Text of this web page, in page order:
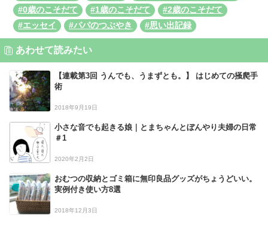
#0歳のこそだて
#1歳のこそだて
#2歳のこそだて
#エッセイ
#パパのつぶやき #思い出記録
あわせて読みたい
【連載第3回 うんでも、うまずとも。】 はじめての掻爬手
術
2018年9月19日
小さな音でも起きる娘｜とまちゃんとぼんやり夫婦の日常
＃1
2020年2月2日
おむつの収納とゴミ箱に無印良品グッズがちょうどいい。
実例付き使い方8選
2018年12月3日